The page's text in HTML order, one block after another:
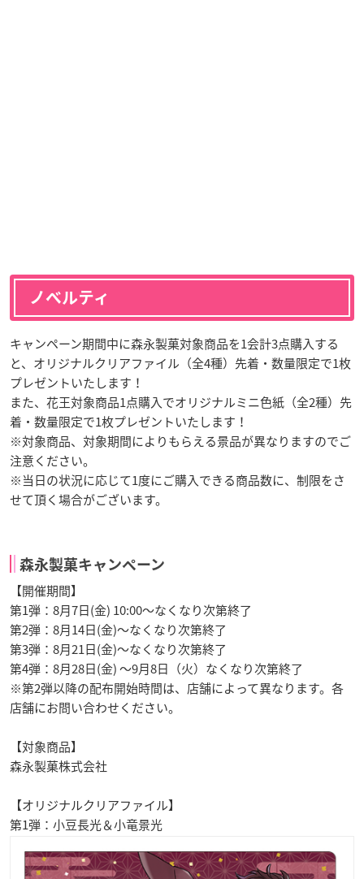
ノベルティ
キャンペーン期間中に森永製菓対象商品を1会計3点購入する
と、オリジナルクリアファイル（全4種）先着・数量限定で1枚
プレゼントいたします！
また、花王対象商品1点購入でオリジナルミニ色紙（全2種）先
着・数量限定で1枚プレゼントいたします！
※対象商品、対象期間によりもらえる景品が異なりますのでご
注意ください。
※当日の状況に応じて1度にご購入できる商品数に、制限をさ
せて頂く場合がございます。
森永製菓キャンペーン
【開催期間】
第1弾：8月7日(金) 10:00～なくなり次第終了
第2弾：8月14日(金)～なくなり次第終了
第3弾：8月21日(金)～なくなり次第終了
第4弾：8月28日(金) ～9月8日（火）なくなり次第終了
※第2弾以降の配布開始時間は、店舗によって異なります。各
店舗にお問い合わせください。
【対象商品】
森永製菓株式会社
【オリジナルクリアファイル】
第1弾：小豆長光＆小竜景光